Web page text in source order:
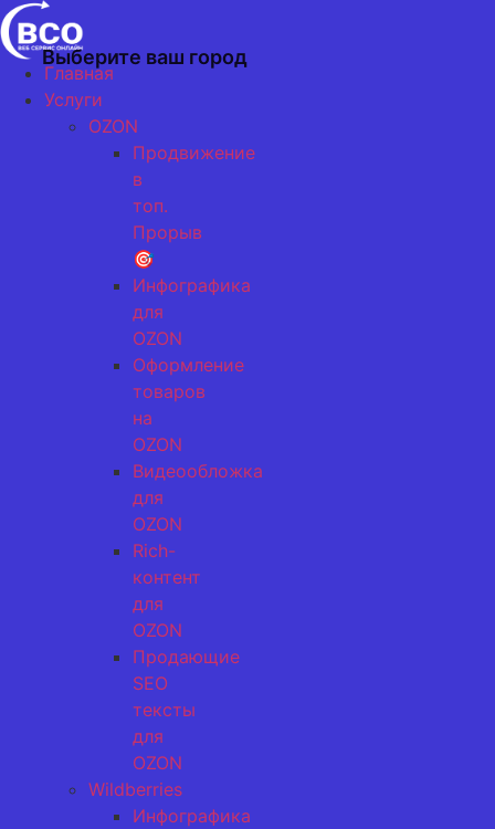
Перейти
к
содержимому
Главная
Услуги
OZON
Продвижение
в
топ.
Прорыв
🎯
Инфографика
для
OZON
Оформление
товаров
на
OZON
Видеообложка
для
OZON
Rich-
контент
для
OZON
Продающие
SEO
тексты
для
OZON
Wildberries
Инфографика
Выберите ваш город